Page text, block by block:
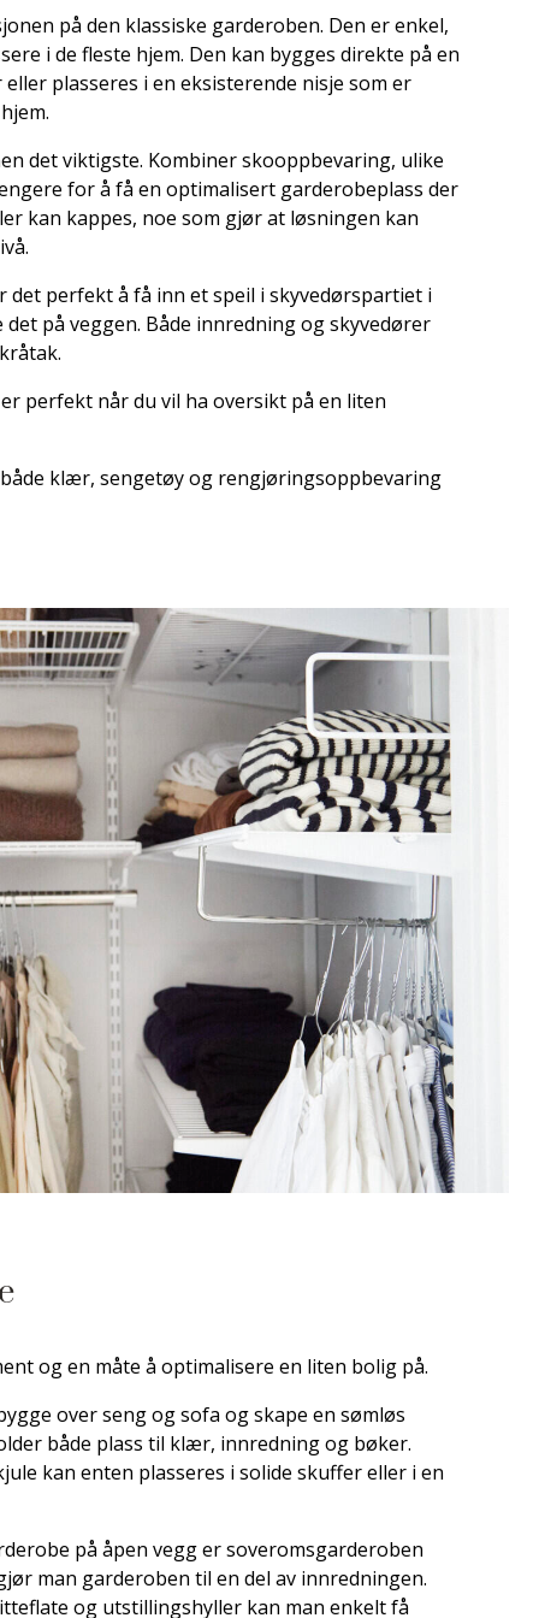
på den klassiske garderoben. Den er enkel,
i de fleste hjem. Den kan bygges direkte på en
plasseres i en eksisterende nisje som er
det viktigste. Kombiner skooppbevaring, ulike
for å få en optimalisert garderobeplass der
kan kappes, noe som gjør at løsningen kan
det perfekt å få inn et speil i skyvedørspartiet i
på veggen. Både innredning og skyvedører
perfekt når du vil ha oversikt på en liten
klær, sengetøy og rengjøringsoppbevaring
og en måte å optimalisere en liten bolig på.
over seng og sofa og skape en sømløs
både plass til klær, innredning og bøker.
kan enten plasseres i solide skuffer eller i en
på åpen vegg er soveromsgarderoben
man garderoben til en del av innredningen.
og utstillingshyller kan man enkelt få